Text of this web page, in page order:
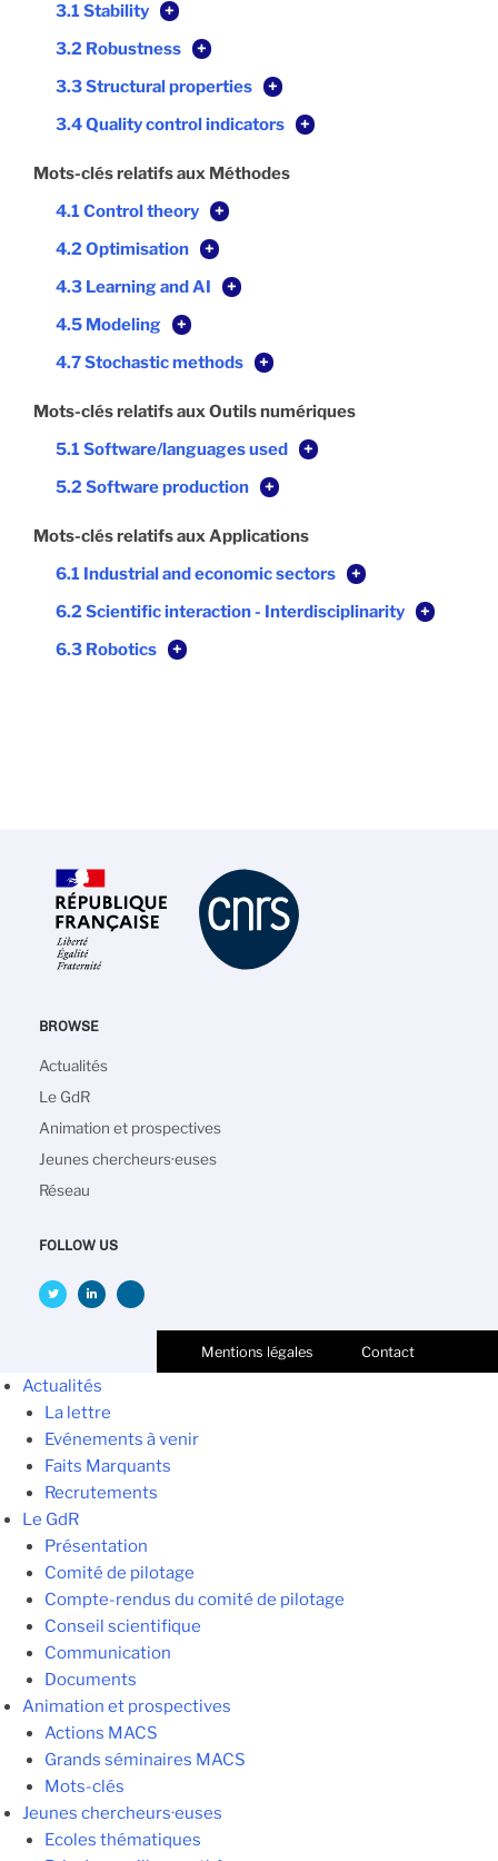
3.1 Stability
+
3.2 Robustness
+
3.3 Structural properties
+
3.4 Quality control indicators
+
Mots-clés relatifs aux Méthodes
4.1 Control theory
+
4.2 Optimisation
+
4.3 Learning and AI
+
4.5 Modeling
+
4.7 Stochastic methods
+
Mots-clés relatifs aux Outils numériques
5.1 Software/languages used
+
5.2 Software production
+
Mots-clés relatifs aux Applications
6.1 Industrial and economic sectors
+
6.2 Scientific interaction - Interdisciplinarity
+
6.3 Robotics
+
BROWSE
Main
navigation
Actualités
Le GdR
Animation et prospectives
Jeunes chercheurs·euses
Réseau
FOLLOW US
Mentions légales Contact
Actualités
La lettre
Evénements à venir
Faits Marquants
Recrutements
Le GdR
Présentation
Comité de pilotage
Compte-rendus du comité de pilotage
Conseil scientifique
Communication
Documents
Animation et prospectives
Actions MACS
Grands séminaires MACS
Mots-clés
Jeunes chercheurs·euses
Ecoles thématiques